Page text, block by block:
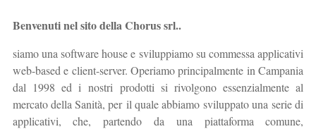
Benvenuti nel sito della Chorus srl..
siamo una software house e sviluppiamo su commessa applicativi
web-based e client-server. Operiamo principalmente in Campania
dal 1998 ed i nostri prodotti si rivolgono essenzialmente al
mercato della Sanità, per il quale abbiamo sviluppato una serie di
applicativi, che, partendo da una piattaforma comune,